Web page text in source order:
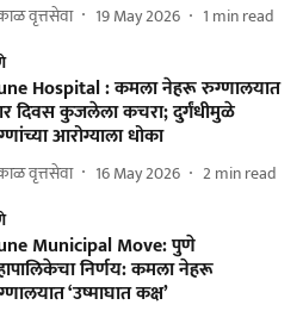
वृत्तसेवा 19 May 2026 1 min read
Hospital : कमला नेहरू रुग्णालयात
दिवस कुजलेला कचरा; दुर्गंधीमुळे
आरोग्याला धोका
वृत्तसेवा 16 May 2026 2min read
Municipal Move: पुणे
निर्णय: कमला नेहरू
‘उष्माघात कक्ष’